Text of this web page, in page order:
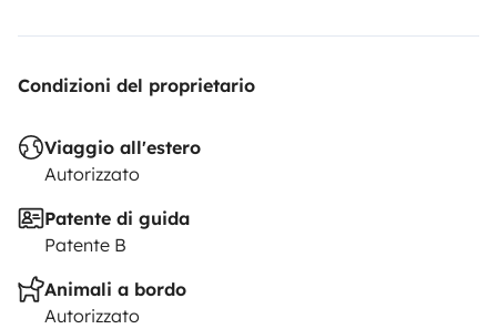
Condizioni del proprietario
Viaggio all'estero
Autorizzato
Patente di guida
Patente B
Animali a bordo
Autorizzato